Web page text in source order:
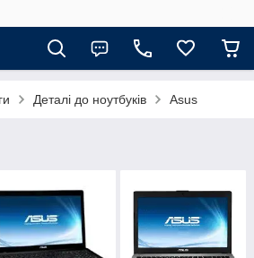
Деталі до ноутбуків Asus